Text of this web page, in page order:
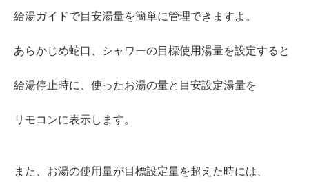
給湯ガイドで目安湯量を簡単に管理できますよ。
あらかじめ蛇口、シャワーの目標使用湯量を設定すると
給湯停止時に、使ったお湯の量と目安設定湯量を
リモコンに表示します。
また、お湯の使用量が目標設定量を超えた時には、